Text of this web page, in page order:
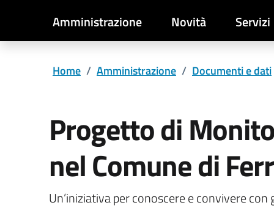
Amministrazione Novità Servizi
Home / Amministrazione / Documenti e dati
Progetto di
nel Comune di
Un’iniziativa per conoscere e convivere con